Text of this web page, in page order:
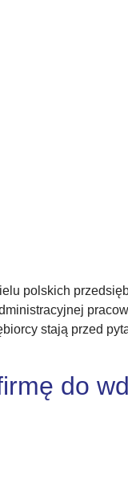
polskich
stają przed
do